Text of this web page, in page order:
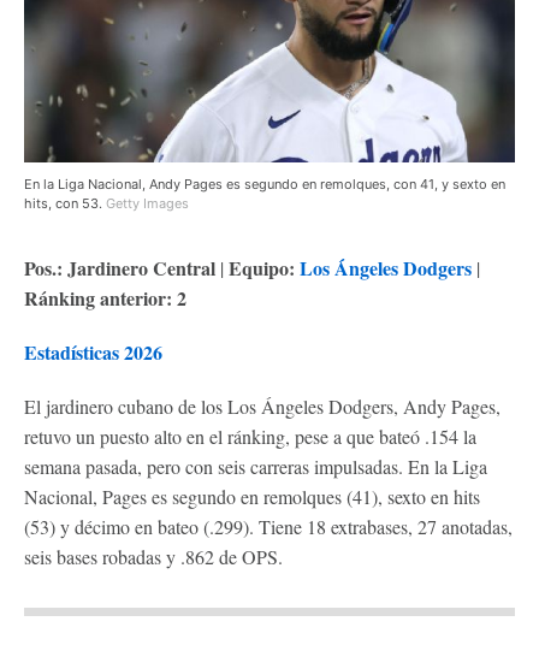
En la Liga Nacional, Andy Pages es segundo en remolques, con 41, y sexto en
hits, con 53. Getty Images
Pos.: Jardinero Central | Equipo: Los Ángeles Dodgers |
Ránking anterior: 2
Estadísticas 2026
El jardinero cubano de los Los Ángeles Dodgers, Andy Pages,
retuvo un puesto alto en el ránking, pese a que bateó .154 la
semana pasada, pero con seis carreras impulsadas. En la Liga
Nacional, Pages es segundo en remolques (41), sexto en hits
(53) y décimo en bateo (.299). Tiene 18 extrabases, 27 anotadas,
seis bases robadas y .862 de OPS.